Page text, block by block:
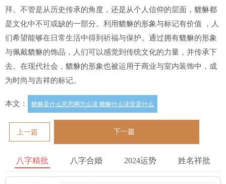
拜。不管是从历史传承的角度，还是从个人信仰的层面，貔貅都
是文化中不可或缺的一部分。利用貔貅的形象与标记有价值 ，人
们希望能够在日常生活中得到祈福与保护。通过拥有貔貅的形象
与佩戴貔貅的饰品，人们可以感觉到传统文化的力量，并传承下
去。在现代社会，貔貅的形象也被运用于商业与室内装饰中，成
为时尚与吉祥的标记。
本文： 貔貅是什么意思啊怎么读 貔貅什么读音是什么
上一篇 下一篇
八字精批 八字合婚 2024运势 姓名祥批